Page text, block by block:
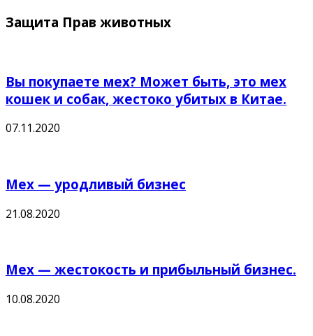
Защита Прав животных
Вы покупаете мех? Может быть, это мех
кошек и собак, жестоко убитых в Китае.
07.11.2020
Мех — уродливый бизнес
21.08.2020
Мех — жестокость и прибыльный бизнес.
10.08.2020